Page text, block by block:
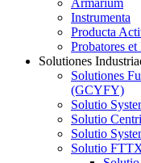
Armarium
Instrumenta
Producta
Probatores et
Solutiones
Solutiones
(GCYFY)
Solutio
Solutio
Solutio
Solutio